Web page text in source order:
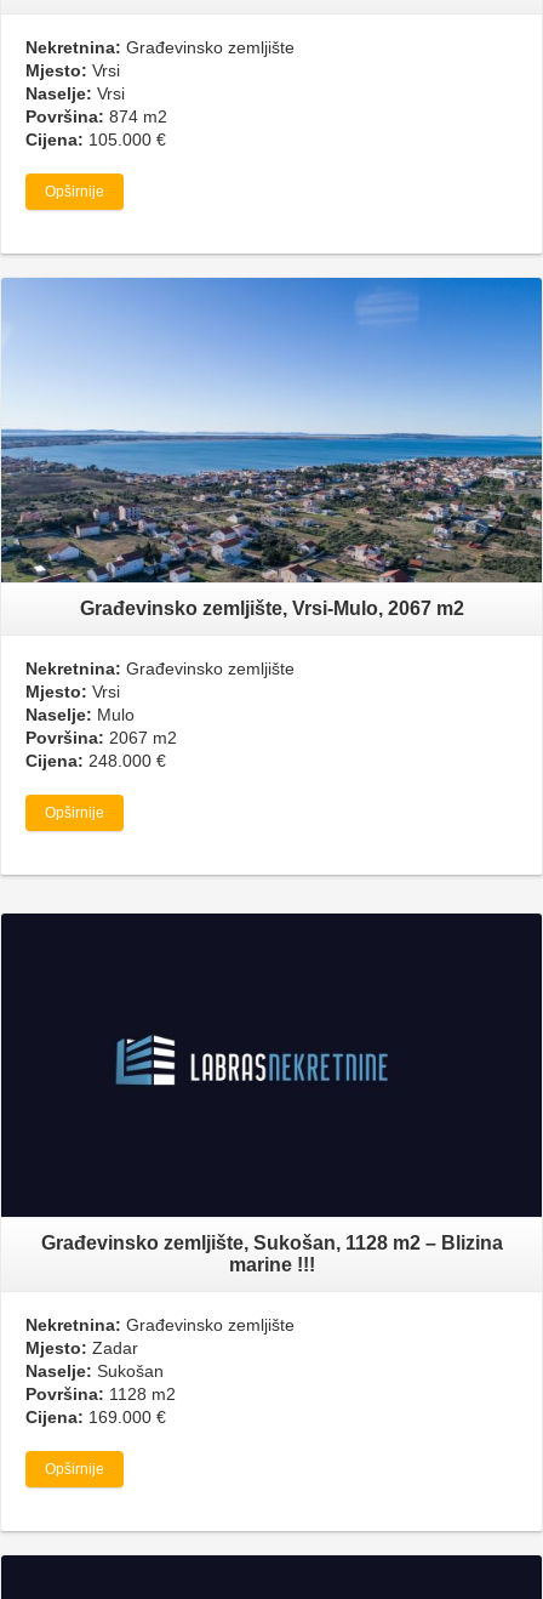
Nekretnina: Građevinsko zemljište
Mjesto: Vrsi
Naselje: Vrsi
Površina: 874 m2
Cijena: 105.000 €
Opširnije
Građevinsko zemljište, Vrsi-Mulo, 2067 m2
Nekretnina: Građevinsko zemljište
Mjesto: Vrsi
Naselje: Mulo
Površina: 2067 m2
Cijena: 248.000 €
Opširnije
Građevinsko zemljište, Sukošan, 1128 m2 – Blizina
marine !!!
Nekretnina: Građevinsko zemljište
Mjesto: Zadar
Naselje: Sukošan
Površina: 1128 m2
Cijena: 169.000 €
Opširnije